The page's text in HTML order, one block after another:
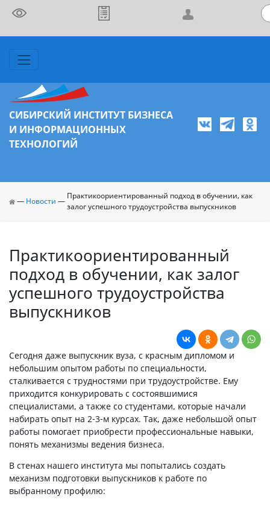
СИБИРСКИЙ ИНСТИТУТ БИЗНЕСА
И ИНФОРМАЦИОННЫХ
ТЕХНОЛОГИЙ
— Новости —
Практикоориентированный подход в обучении, как
залог успешного трудоустройства выпускников
Практикоориентированный
подход в обучении, как залог
успешного трудоустройства
выпускников
Сегодня даже выпускник вуза, с красным дипломом и
небольшим опытом работы по специальности,
сталкивается с трудностями при трудоустройстве. Ему
приходится конкурировать с состоявшимися
специалистами, а также со студентами, которые начали
набирать опыт на 2-3-м курсах. Так, даже небольшой опыт
работы помогает приобрести профессиональные навыки,
понять механизмы ведения бизнеса.
В стенах нашего института мы попытались создать
механизм подготовки выпускников к работе по
выбранному профилю: